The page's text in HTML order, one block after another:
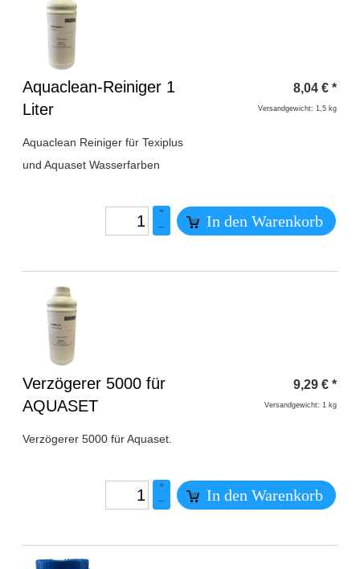
Überschrift
1
Aquaclean-Reiniger 1
Liter
Aquaclean Reiniger für Texiplus
und Aquaset Wasserfarben
8,04 € *
Versandgewicht: 1,5 kg
+
–
In den Warenkorb
Überschrift
1
Verzögerer 5000 für
AQUASET
Verzögerer 5000 für Aquaset.
9,29 € *
Versandgewicht: 1 kg
+
–
In den Warenkorb